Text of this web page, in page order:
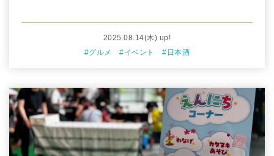
2025.08.14(木) up!
#グルメ
#イベント #日本酒